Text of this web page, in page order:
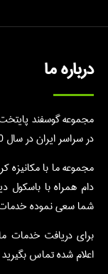
درباره ما
مجموعه گوسفند
در سراسر ایران در سال 1390 راه اندازی گردید.
مجموعه ما با مکانیزه
دام همراه با باسکول
شما سعی نموده خدمات
اعلام شده تماس